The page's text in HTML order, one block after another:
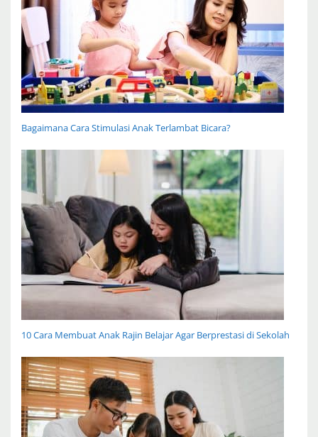
Bagaimana Cara Stimulasi Anak Terlambat Bicara?
10 Cara Membuat Anak Rajin Belajar Agar Berprestasi di Sekolah